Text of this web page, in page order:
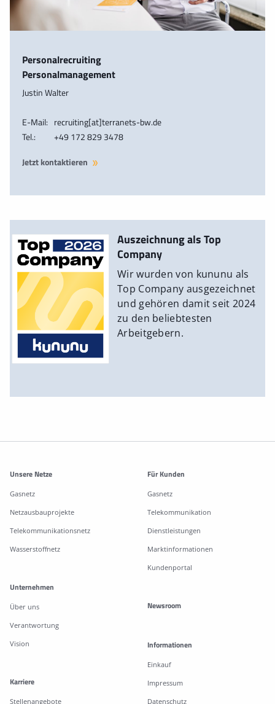
Personalrecruiting
Personalmanagement
Justin Walter
E-Mail: recruiting[at]terranets-bw.de
Tel.:
+49 172 829 3478
Jetzt kontaktieren
Auszeichnung als Top
Company
Wir wurden von kununu als
Top Company ausgezeichnet
und gehören damit seit 2024
zu den beliebtesten
Arbeitgebern.
Weitere Informationen
Unsere Netze
Gasnetz
Netzausbauprojekte
Telekommunikationsnetz
Wasserstoffnetz
Für Kunden
Gasnetz
Telekommunikation
Dienstleistungen
Marktinformationen
Kundenportal
Unternehmen
Über uns
Verantwortung
Vision
Karriere
Stellenangebote
Newsroom
Informationen
Einkauf
Impressum
Datenschutz